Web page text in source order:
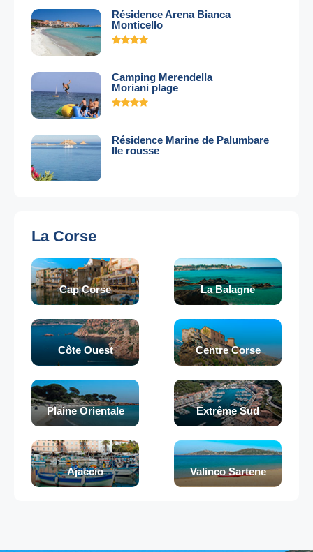
Résidence Arena Bianca
Monticello
Camping Merendella
Moriani plage
Résidence Marine de Palumbare
Ile rousse
La Corse
Cap Corse La Balagne
Côte Ouest Centre Corse
Plaine Orientale Extrême Sud
Ajaccio Valinco Sartene